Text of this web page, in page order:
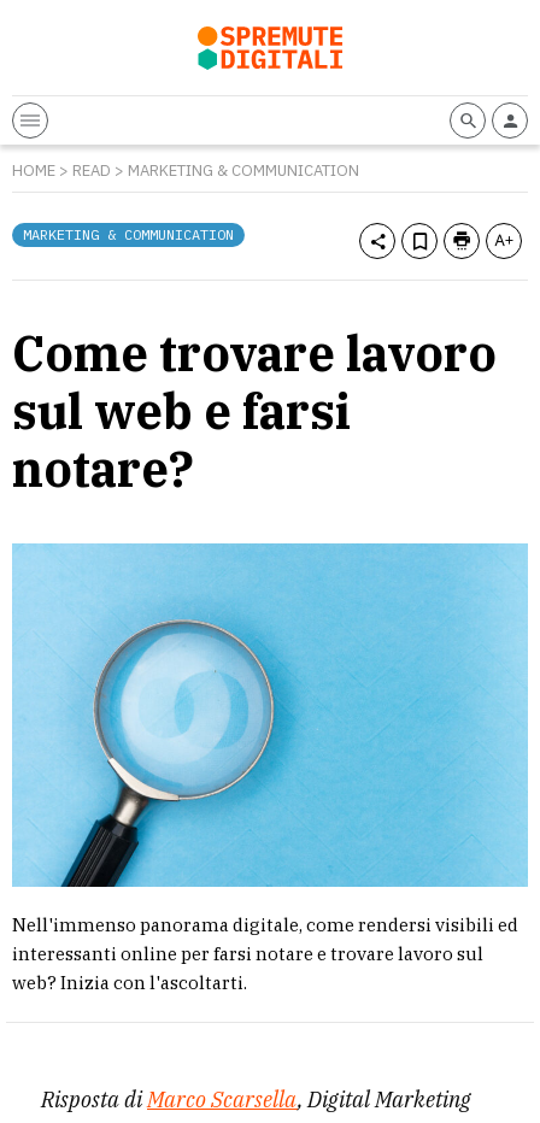
HOME > READ > MARKETING & COMMUNICATION
MARKETING & COMMUNICATION
Come trovare lavoro
sul web e farsi
notare?
Nell'immenso panorama digitale, come rendersi visibili ed
interessanti online per farsi notare e trovare lavoro sul
web? Inizia con l'ascoltarti.
Risposta diMarco Scarsella, Digital Marketing